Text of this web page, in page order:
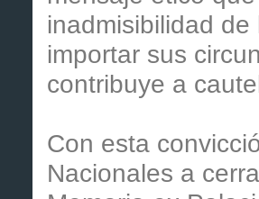
inadmisibilidad
importar sus
contribuye a
Con esta
Nacionales a